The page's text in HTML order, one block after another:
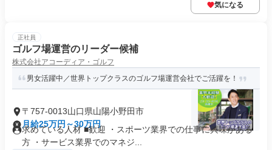
気になる
正社員
ゴルフ場運営のリーダー候補
株式会社アコーディア・ゴルフ
男女活躍中／世界トップクラスのゴルフ場運営会社でご活躍を！
〒757-0013山口県山陽小野田市
月給25万円～30万円
求めている人材 ■歓迎 ・スポーツ業界での仕事に興味がある
方 ・サービス業界でのマネジ...